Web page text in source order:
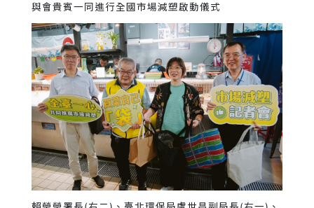
與會貴賓一同進行全國市場減塑啟動儀式